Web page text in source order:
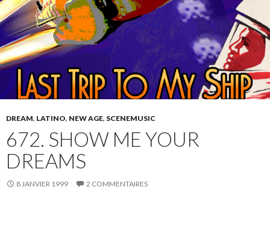
DREAM, LATINO, NEW AGE, SCENEMUSIC
672. SHOW ME YOUR
DREAMS
8 JANVIER 1999 2 COMMENTAIRES